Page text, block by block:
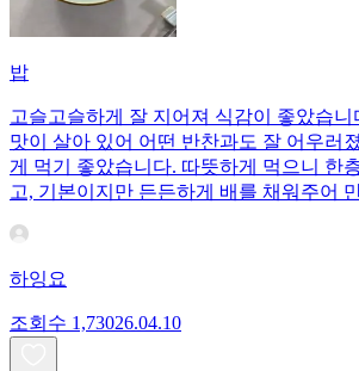
밥
고슬고슬하게 잘 지어져 식감이 좋았습
맛이 살아 있어 어떤 반찬과도 잘 어우러
게 먹기 좋았습니다. 따뜻하게 먹으니 한
고, 기본이지만 든든하게 배를 채워주어
하잉요
조회수 1,73026.04.10